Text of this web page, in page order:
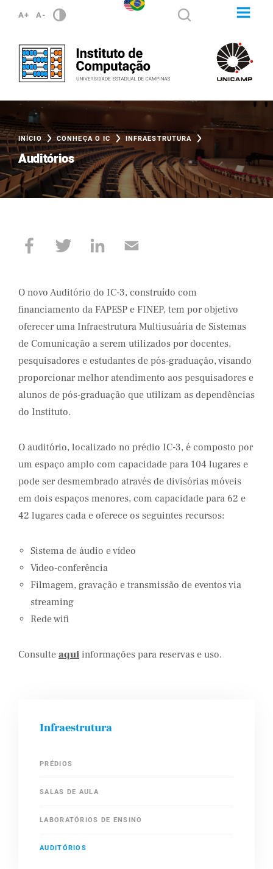
A+ A-
INÍCIO CONHEÇA O IC INFRAESTRUTURA
Auditórios
O novo Auditório do IC-3, construído com
financiamento da FAPESP e FINEP, tem por objetivo
oferecer uma Infraestrutura Multiusuária de Sistemas
de Comunicação a serem utilizados por docentes,
pesquisadores e estudantes de pós-graduação, visando
proporcionar melhor atendimento aos pesquisadores e
alunos de pós-graduação que utilizam as dependências
do Instituto.
O auditório, localizado no prédio IC-3, é composto por
um espaço amplo com capacidade para 104 lugares e
pode ser desmembrado através de divisórias móveis
em dois espaços menores, com capacidade para 62 e
42 lugares cada e oferece os seguintes recursos:
Sistema de áudio e vídeo
Vídeo-conferência
Filmagem, gravação e transmissão de eventos via
streaming
Rede wifi
Consulte aqui informações para reservas e uso.
Infraestrutura
PRÉDIOS
SALAS DE AULA
LABORATÓRIOS DE ENSINO
AUDITÓRIOS